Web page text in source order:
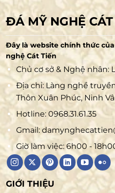
ĐÁ MỸ NGHỆ
Đây là website chính thức
nghệ Cát Tiến
Chủ cơ sở & Nghệ nhân:
Địa chỉ: Làng nghề
Thôn Xuân Phúc, Ninh
Hotline: 0968.31.61.35
Gmail:
Giờ làm việc: 6h00 -
GIỚI THIỆU